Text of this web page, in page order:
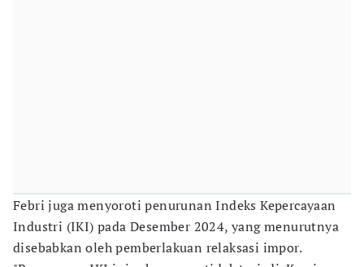
Febri juga menyoroti penurunan Indeks Kepercayaan
Industri (IKI) pada Desember 2024, yang menurutnya
disebabkan oleh pemberlakuan relaksasi impor.